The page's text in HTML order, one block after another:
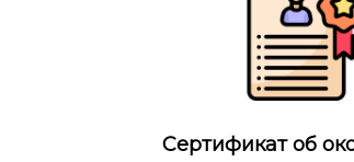
Сертификат об